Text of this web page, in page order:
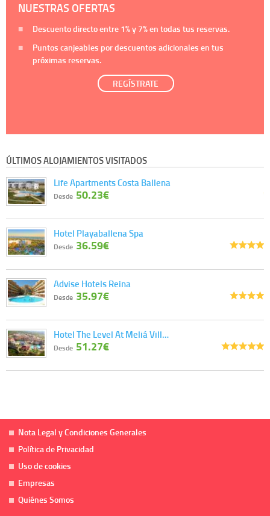
NUESTRAS OFERTAS
Descuento directo entre 1%y 7%en todas tus reservas.
Puntos canjeables por descuentos adicionales en tus
próximas reservas.
REGÍSTRATE
ÚLTIMOS ALOJAMIENTOS VISITADOS
Life Apartments Costa Ballena
Desde 50.23€
Hotel Playaballena Spa
Desde 36.59€
Advise Hotels Reina
Desde 35.97€
Hotel The Level At Meliá Vill…
Desde 51.27€
Nota Legal y Condiciones Generales
Política de Privacidad
Uso de cookies
Empresas
Quiénes Somos